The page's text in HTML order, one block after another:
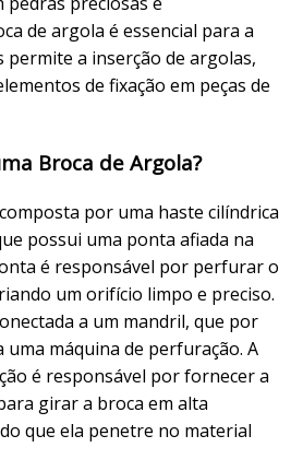
de argola é essencial para a
permite a inserção de argolas,
de fixação em peças de
Broca de Argola?
por uma haste cilíndrica
possui uma ponta afiada na
é responsável por perfurar o
um orifício limpo e preciso.
a um mandril, que por
uma máquina de perfuração. A
é responsável por fornecer a
girar a broca em alta
que ela penetre no material